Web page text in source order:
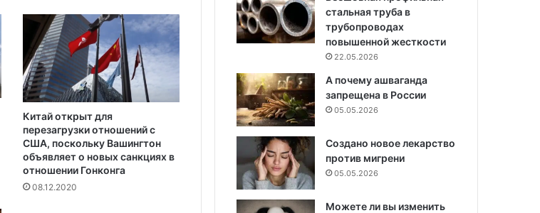
Украина получила одобрение
кредита на $880 млн от Совета
директоров МВФ
Китай открыт для
перезагрузки отношений с
США, поскольку Вашингтон
объявляет о новых санкциях в
отношении Гонконга
08.12.2020
стальная труба в
трубопроводах
повышенной жесткости
22.05.2026
А почему ашваганда
запрещена в России
05.05.2026
Создано новое лекарство
против мигрени
05.05.2026
Можете ли вы изменить